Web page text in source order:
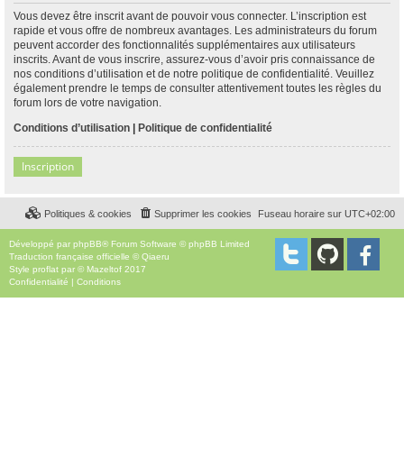
Vous devez être inscrit avant de pouvoir vous connecter. L’inscription est
rapide et vous offre de nombreux avantages. Les administrateurs du forum
peuvent accorder des fonctionnalités supplémentaires aux utilisateurs
inscrits. Avant de vous inscrire, assurez-vous d’avoir pris connaissance de
nos conditions d’utilisation et de notre politique de confidentialité. Veuillez
également prendre le temps de consulter attentivement toutes les règles du
forum lors de votre navigation.
Conditions d’utilisation | Politique de confidentialité
Inscription
Fuseau horaire sur UTC+02:00
Supprimer les cookies
Politiques & cookies
Développé par phpBB® Forum Software © phpBB Limited
Traduction française officielle ©Qiaeru
Style proflat par © Mazeltof 2017
Confidentialité | Conditions